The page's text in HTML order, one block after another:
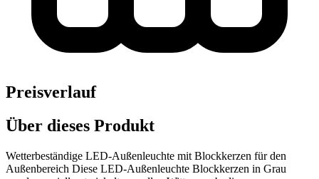
Preisverlauf
Über dieses Produkt
Wetterbeständige LED-Außenleuchte mit Blockkerzen für den
Außenbereich Diese LED-Außenleuchte Blockkerzen in Grau